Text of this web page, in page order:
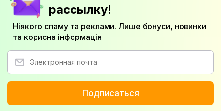
рассылку!
Ніякого спаму та реклами. Лише бонуси, новинки
та корисна інформація
Подписаться